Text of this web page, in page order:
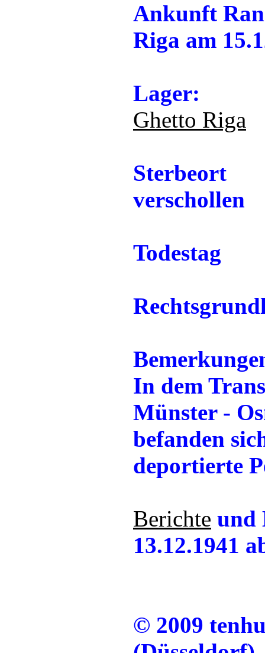
Ankunft
Riga am
Lager:
Ghetto Riga
Sterbeort
verschollen
Todestag
In dem
Münster -
befanden
deportierte
Berichte und
13.12.1941
© 2009